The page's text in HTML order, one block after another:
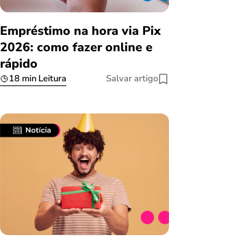
Empréstimo na hora via Pix
2026: como fazer online e
rápido
18 min Leitura Salvar artigo